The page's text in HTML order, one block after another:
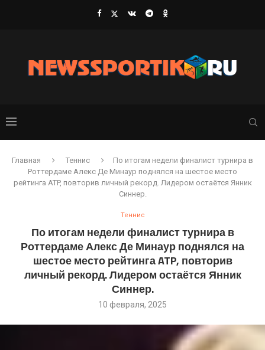
Главная Теннис
По итогам недели финалист турнира в
Роттердаме Алекс Де Минаур поднялся на шестое место
рейтинга ATP, повторив личный рекорд. Лидером остаётся Янник
Синнер.
Теннис
По итогам недели финалист турнира в
Роттердаме Алекс Де Минаур поднялся на
шестое место рейтинга ATP, повторив
личный рекорд. Лидером остаётся Янник
Синнер.
10 февраля, 2025